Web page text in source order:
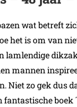
wat betreft
het is om van
lamlendige
mannen
Niet zo gek dus
fantastische boek ´